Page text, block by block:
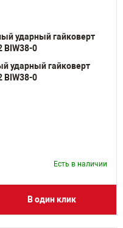
ударный гайковерт
BIW38-0
Есть в наличии
В один клик